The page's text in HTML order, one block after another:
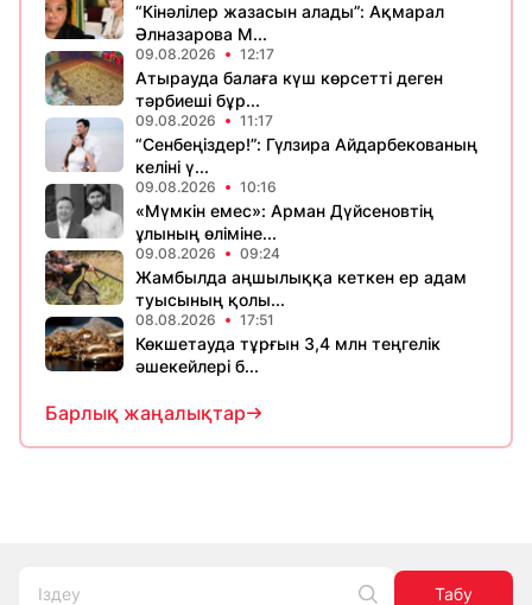
“Кінәлілер жазасын алады”: Ақмарал
Әлназарова М...
09.08.2026 12:17
Атырауда балаға күш көрсетті деген
тәрбиеші бұр...
09.08.2026 11:17
“Сенбеңіздер!”: Гүлзира Айдарбекованың
келіні ү...
09.08.2026 10:16
«Мүмкін емес»: Арман Дүйсеновтің
ұлының өліміне...
09.08.2026 09:24
Жамбылда аңшылыққа кеткен ер адам
туысының қолы...
08.08.2026 17:51
Көкшетауда тұрғын 3,4 млн теңгелік
әшекейлері б...
Барлық жаңалықтар
Табу